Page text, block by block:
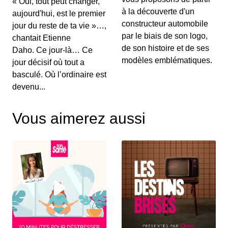
00:03:15 - IL Y A 6 ANS
Au menu de ce vendredi&nbsp;: l’essai du
Renault Captur hybride rechargeable, la Suzuki...
S12E130: L'actu auto du 02 juillet 2020
00:03:25 - IL Y A 6 ANS
Le Grenadier, c’est un peu le successeur du
S12E129: L'actu auto du 1er juillet 2020
Le Volkswagen Tiguan s’offre un nouveau look et
de nouvelles motorisations. On fait le p...
S12E128: L'actu auto du 30 juin 2020
00:03:12 - IL Y A 6 ANS
Pleins feux en ce mardi sur la nouvelle Citroën
C4. On parlera également des 110 km/h su...
aujourd'hui, est le premier
jour du reste de ta vie »…,
chantait Etienne
Daho. Ce jour-là… Ce
jour décisif où tout a
basculé. Où l’ordinaire est
devenu...
à la découverte d'un
constructeur automobile
par le biais de son logo,
de son histoire et de ses
modèles emblématiques.
Vous aimerez aussi